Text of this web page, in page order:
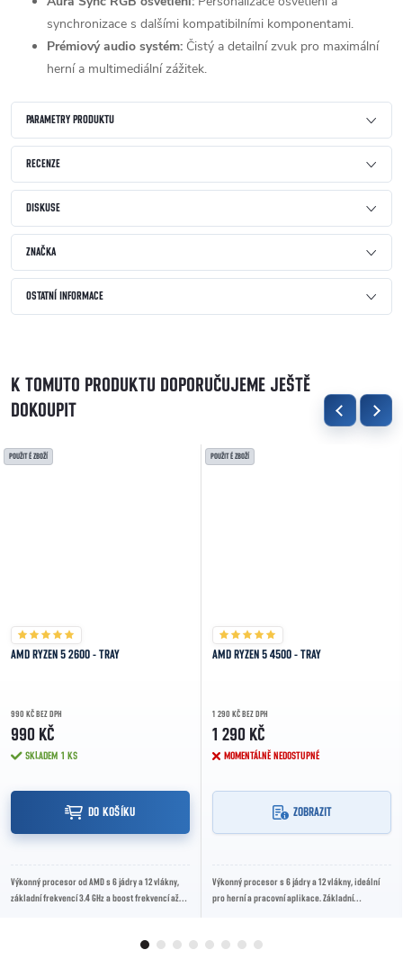
synchronizace s dalšími kompatibilními komponentami.
Prémiový audio systém: Čistý a detailní zvuk pro maximální
herní a multimediální zážitek.
PARAMETRY PRODUKTU
RECENZE
DISKUSE
ZNAČKA
OSTATNÍ INFORMACE
K TOMUTO PRODUKTU DOPORUČUJEME JEŠTĚ
DOKOUPIT
POUŽITÉ ZBOŽÍ
AMD RYZEN 5 2600 - TRAY
990 KČ BEZ DPH
990 KČ
SKLADEM 1 KS
DO KOŠÍKU
Výkonný procesor od AMD s 6 jádry a 12 vlákny,
základní frekvencí 3.4 GHz a boost frekvencí až
POUŽITÉ ZBOŽÍ
AMD RYZEN 5 4500 - TRAY
1 290 KČ BEZ DPH
1 290 KČ
MOMENTÁLNĚ NEDOSTUPNÉ
ZOBRAZIT
Výkonný procesor s 6 jádry a 12 vlákny, ideální
pro herní a pracovní aplikace. Základní